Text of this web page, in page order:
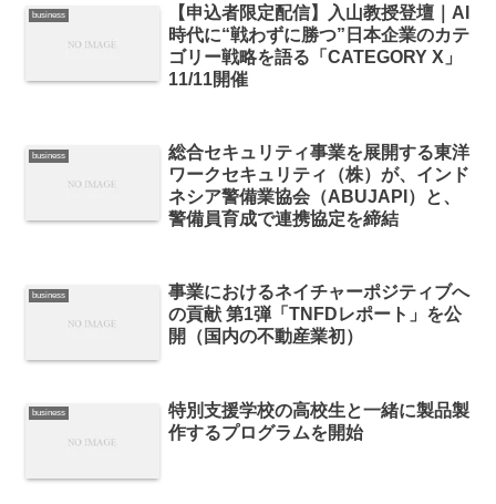
business
【申込者限定配信】入山教授登壇｜AI
時代に“戦わずに勝つ”日本企業のカテ
ゴリー戦略を語る「CATEGORY X」
11/11開催
business
総合セキュリティ事業を展開する東洋
ワークセキュリティ（株）が、インド
ネシア警備業協会（ABUJAPI）と、
警備員育成で連携協定を締結
business
事業におけるネイチャーポジティブへ
の貢献 第1弾「TNFDレポート」を公
開（国内の不動産業初）
business
特別支援学校の高校生と一緒に製品製
作するプログラムを開始